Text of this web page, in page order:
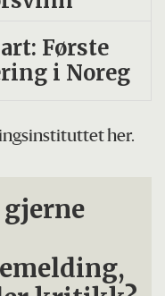
Første
i Noreg
her.